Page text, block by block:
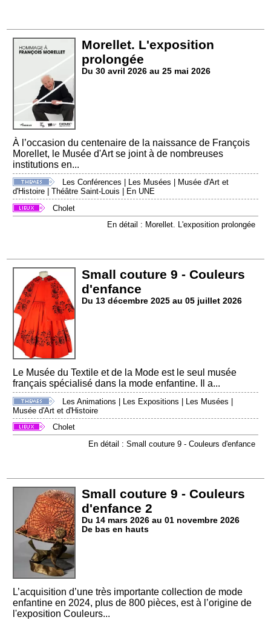
Morellet. L'exposition
prolongée
Du 30 avril 2026 au 25 mai 2026
À l’occasion du centenaire de la naissance de François
Morellet, le Musée d'Art se joint à de nombreuses
institutions en...
Les Conférences Les Musées
Musée d'Art et
d'Histoire |Théâtre Saint-Louis
En UNE
Cholet
En détail : Morellet. L'exposition prolongée
Small couture 9 - Couleurs
d'enfance
Du 13 décembre 2025 au 05 juillet 2026
Le Musée du Textile et de la Mode est le seul musée
français spécialisé dans la mode enfantine. Il a...
Les Animations Les Expositions Les Musées
Musée d'Art et d'Histoire
Cholet
En détail : Small couture 9 - Couleurs d'enfance
Small couture 9 - Couleurs
d'enfance 2
Du 14 mars 2026 au 01 novembre 2026
De bas en hauts
L’acquisition d’une très importante collection de mode
enfantine en 2024, plus de 800 pièces, est à l’origine de
l'exposition Couleurs...